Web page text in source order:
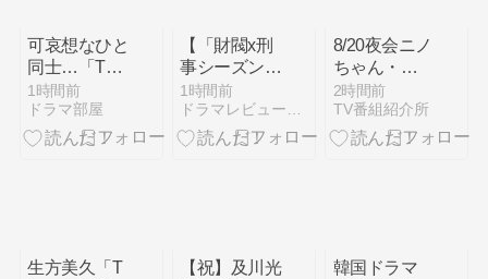
可哀想なひと
同士…「Tシ
ャツが乾くま
で」第4話
1時間前
ドラマ部屋
【「財閥x刑
事シーズン
２」第１話
スンホまだぁ
あ～？】
1時間前
8/20夜会ニノ
ちゃん・
VIVANT配信
で歴代最高記
録ほか
2時間前
TV番組紹介所
生方美久「T
【祝】及川光
韓国ドラマ